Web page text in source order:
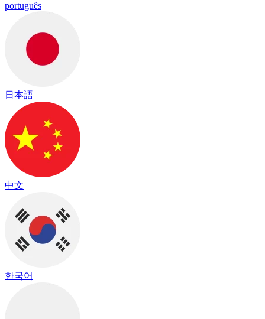
português
日本語
中文
한국어